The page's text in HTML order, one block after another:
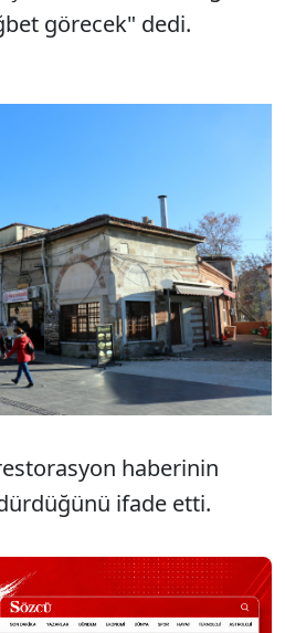
görecek" dedi.
haberinin
ifade etti.